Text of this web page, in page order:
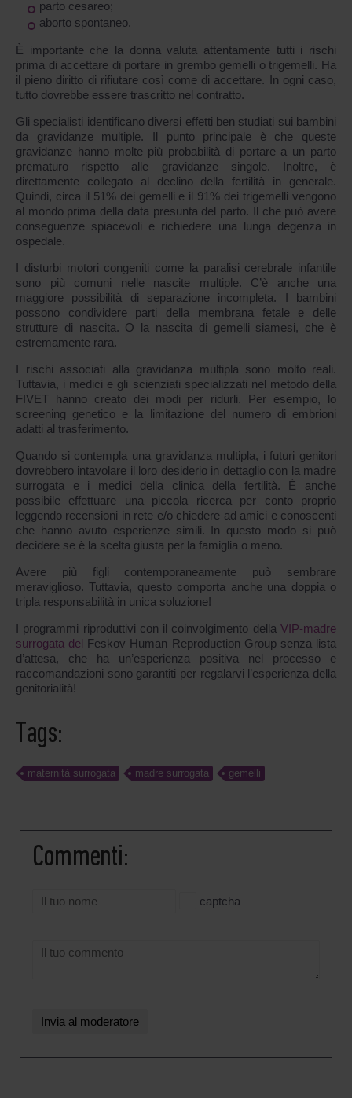
parto cesareo;
aborto spontaneo.
È importante che la donna valuta attentamente tutti i rischi
prima di accettare di portare in grembo gemelli o trigemelli. Ha
il pieno diritto di rifiutare così come di accettare. In ogni caso,
tutto dovrebbe essere trascritto nel contratto.
Gli specialisti identificano diversi effetti ben studiati sui bambini
da gravidanze multiple. Il punto principale è che queste
gravidanze hanno molte più probabilità di portare a un parto
prematuro rispetto alle gravidanze singole. Inoltre, è
direttamente collegato al declino della fertilità in generale.
Quindi, circa il 51% dei gemelli e il 91% dei trigemelli vengono
al mondo prima della data presunta del parto. Il che può avere
conseguenze spiacevoli e richiedere una lunga degenza in
ospedale.
I disturbi motori congeniti come la paralisi cerebrale infantile
sono più comuni nelle nascite multiple. C’è anche una
maggiore possibilità di separazione incompleta. I bambini
possono condividere parti della membrana fetale e delle
strutture di nascita. O la nascita di gemelli siamesi, che è
estremamente rara.
I rischi associati alla gravidanza multipla sono molto reali.
Tuttavia, i medici e gli scienziati specializzati nel metodo della
FIVET hanno creato dei modi per ridurli. Per esempio, lo
screening genetico e la limitazione del numero di embrioni
adatti al trasferimento.
Quando si contempla una gravidanza multipla, i futuri genitori
dovrebbero intavolare il loro desiderio in dettaglio con la madre
surrogata e i medici della clinica della fertilità. È anche
possibile effettuare una piccola ricerca per conto proprio
leggendo recensioni in rete e/o chiedere ad amici e conoscenti
che hanno avuto esperienze simili. In questo modo si può
decidere se è la scelta giusta per la famiglia o meno.
Avere più figli contemporaneamente può sembrare
meraviglioso. Tuttavia, questo comporta anche una doppia o
tripla responsabilità in unica soluzione!
I programmi riproduttivi con il coinvolgimento della VIP-madre
surrogata del Feskov Human Reproduction Group senza lista
d’attesa, che ha un’esperienza positiva nel processo e
raccomandazioni sono garantiti per regalarvi l’esperienza della
genitorialità!
Tags:
maternità surrogata madre surrogata gemelli
Commenti:
captcha